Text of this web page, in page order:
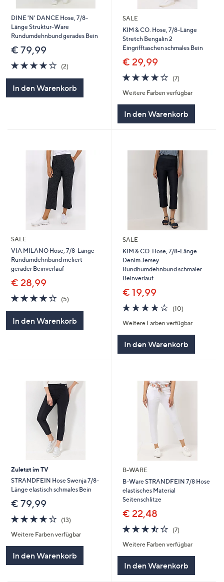
DINE 'N' DANCE Hose, 7/8-
Länge Struktur-Ware
Rundumdehnbund gerades Bein
€ 79,99
4.0
von
(2)2
In den Warenkorb
SALE
KIM & CO. Hose, 7/8-Länge
Stretch Bengalin 2
Eingrifftaschen schmales Bein
€ 29,99
4.0
von
5
(7)7
Weitere Farben verfügbar
In den Warenkorb
SALE
VIA MILANO Hose, 7/8-Länge
Rundumdehnbund meliert
gerader Beinverlauf
€ 28,99
4.0
von
(5)5
In den Warenkorb
SALE
KIM & CO. Hose, 7/8-Länge
Denim Jersey
Rundhumdehnbund schmaler
Beinverlauf
€ 19,99
3.9
von
5
(10)10
Weitere Farben verfügbar
In den Warenkorb
Zuletzt im TV
STRANDFEIN Hose Swenja 7/8-
Länge elastisch schmales Bein
€ 79,99
3.6
von
5
(13)13
Weitere Farben verfügbar
In den Warenkorb
B-WARE
B-Ware STRANDFEIN 7/8 Hose
elastisches Material
Seitenschlitze
€ 22,48
3.4
von
5
(7)7
Weitere Farben verfügbar
In den Warenkorb